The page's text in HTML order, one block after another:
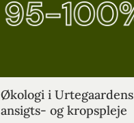
Økologi i Urtegaardens
ansigts- og kropspleje